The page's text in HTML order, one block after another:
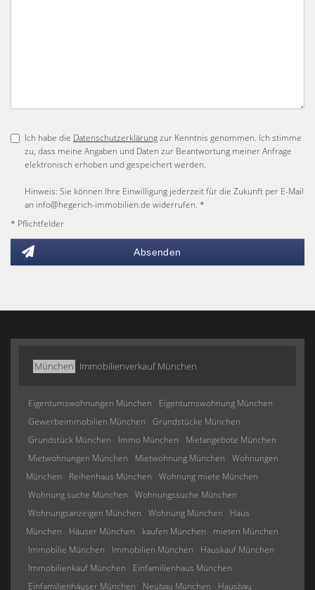
Ich habe die Datenschutzerklärungzur Kenntnis genommen. Ich stimme
zu, dass meine Angaben und Daten zur Beantwortung meiner Anfrage
elektronisch erhoben und gespeichert werden.
Hinweis: Sie können Ihre Einwilligung jederzeit für die Zukunft per E-Mail
an info@hegerich-immobilien.de widerrufen. *
* Pflichtfelder
Absenden
München Immobilienverkauf München
Eigentumswohnungen München
Eigentumswohnung München
Gewerbeimmobilien München
Grundstücke München
Grundstück München
Immo München
Mietangebote München
Mietwohnungen München
Mietwohnung München
Wohnungen
München
Reihenhaus München
Wohnung miete München
Wohnung suche München
Wohnungssuche München
Wohnungsanzeigen München
Wohnung München
Haus
München
Häuser München kaufen München
mieten München
Immobilie München
Immobilien München
Hauskauf München
Immobilienkauf München
Einfamilienhaus München
Einfamilienhäuser München
Neubau München
Hausbau